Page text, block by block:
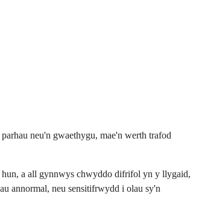
neu'n gwaethygu, mae'n werth trafod
a all gynnwys chwyddo difrifol yn y llygaid,
annormal, neu sensitifrwydd i olau sy'n